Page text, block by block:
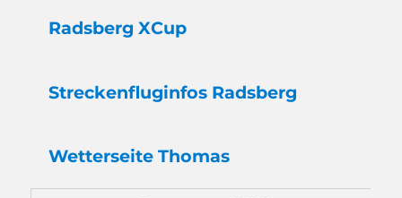
Radsberg XCup
Streckenfluginfos Radsberg
Wetterseite Thomas